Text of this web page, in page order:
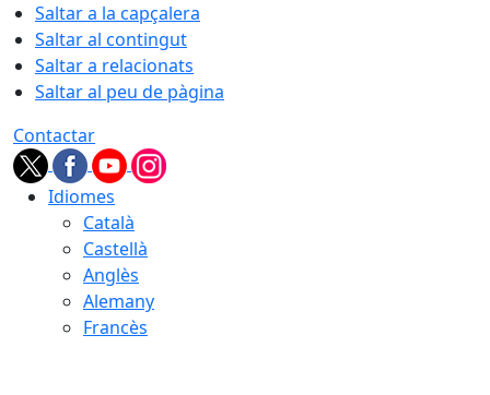
Saltar a la capçalera
Saltar al contingut
Saltar a relacionats
Saltar al peu de pàgina
Contactar
Idiomes
Català
Castellà
Anglès
Alemany
Francès